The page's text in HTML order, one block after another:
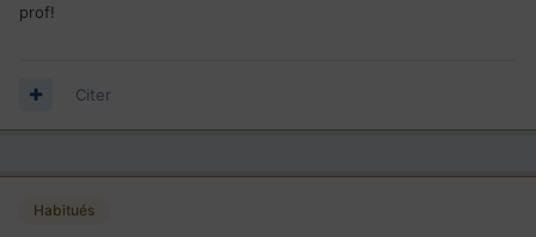
prof!
Citer
Habitués